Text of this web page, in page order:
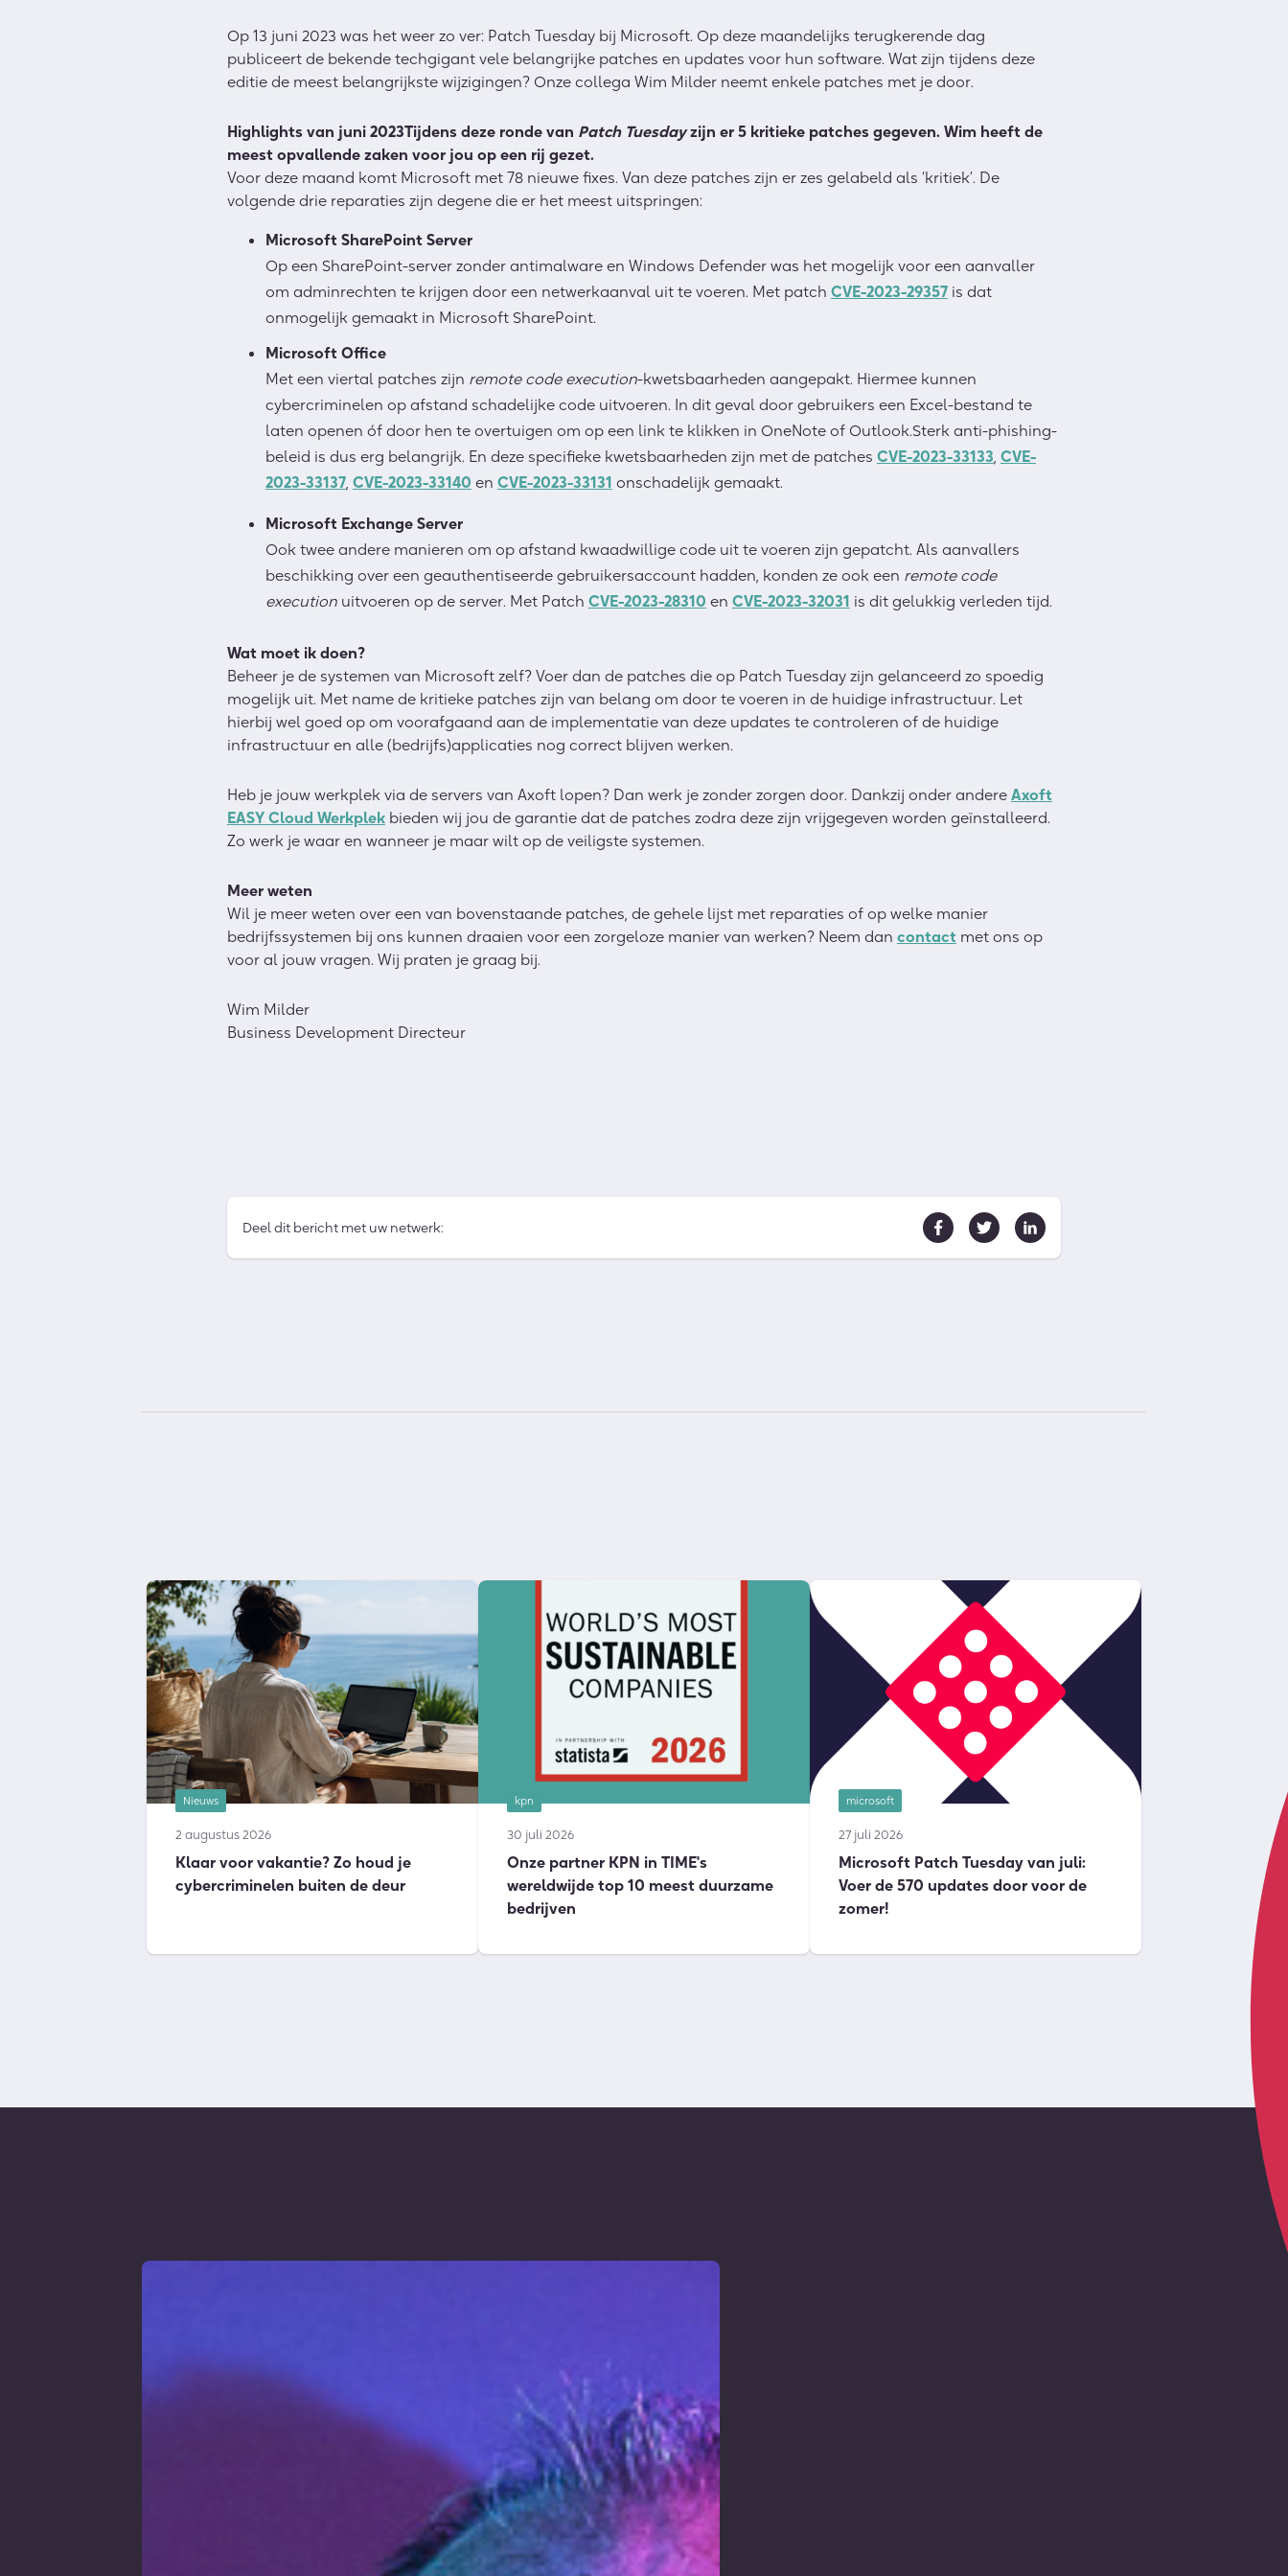
Op 13 juni 2023 was het weer zo ver: Patch Tuesday bij Microsoft. Op deze maandelijks terugkerende dag
publiceert de bekende techgigant vele belangrijke patches en updates voor hun software. Wat zijn tijdens deze
editie de meest belangrijkste wijzigingen? Onze collega Wim Milder neemt enkele patches met je door.
Highlights van juni 2023Tijdens deze ronde van Patch Tuesdayzijn er 5 kritieke patches gegeven. Wim heeft de
meest opvallende zaken voor jou op een rij gezet.
Voor deze maand komt Microsoft met 78 nieuwe fixes. Van deze patches zijn er zes gelabeld als ‘kritiek’. De
volgende drie reparaties zijn degene die er het meest uitspringen:
Microsoft SharePoint Server
Op een SharePoint-server zonder antimalware en Windows Defender was het mogelijk voor een aanvaller
om adminrechten te krijgen door een netwerkaanval uit te voeren. Met patch CVE-2023-29357is dat
onmogelijk gemaakt in Microsoft SharePoint.
Microsoft Office
Met een viertal patches zijn remote code execution-kwetsbaarheden aangepakt. Hiermee kunnen
cybercriminelen op afstand schadelijke code uitvoeren. In dit geval door gebruikers een Excel-bestand te
laten openen óf door hen te overtuigen om op een link te klikken in OneNote of Outlook.Sterk anti-phishing-
beleid is dus erg belangrijk. En deze specifieke kwetsbaarheden zijn met de patches CVE-2023-33133, CVE-
2023-33137, CVE-2023-33140 en CVE-2023-33131 onschadelijk gemaakt.
Microsoft Exchange Server
Ook twee andere manieren om op afstand kwaadwillige code uit te voeren zijn gepatcht. Als aanvallers
beschikking over een geauthentiseerde gebruikersaccount hadden, konden ze ook een remote code
execution uitvoeren op de server. Met Patch CVE-2023-28310 en CVE-2023-32031 is dit gelukkig verleden tijd.
Wat moet ik doen?
Beheer je de systemen van Microsoft zelf? Voer dan de patches die op Patch Tuesday zijn gelanceerd zo spoedig
mogelijk uit. Met name de kritieke patches zijn van belang om door te voeren in de huidige infrastructuur. Let
hierbij wel goed op om voorafgaand aan de implementatie van deze updates te controleren of de huidige
infrastructuur en alle (bedrijfs)applicaties nog correct blijven werken.
Heb je jouw werkplek via de servers van Axoft lopen? Dan werk je zonder zorgen door. Dankzij onder andere Axoft
EASY Cloud Werkplekbieden wij jou de garantie dat de patches zodra deze zijn vrijgegeven worden geïnstalleerd.
Zo werk je waar en wanneer je maar wilt op de veiligste systemen.
Meer weten
Wil je meer weten over een van bovenstaande patches, de gehele lijst met reparaties of op welke manier
bedrijfssystemen bij ons kunnen draaien voor een zorgeloze manier van werken? Neem dan contact met ons op
voor al jouw vragen. Wij praten je graag bij.
Wim Milder
Business Development Directeur
Deel dit bericht met uw netwerk:
Nieuws
2 augustus 2026
Klaar voor vakantie? Zo houd je
cybercriminelen buiten de deur
kpn
30 juli 2026
Onze partner KPN in TIME's
wereldwijde top 10 meest duurzame
bedrijven
microsoft
27 juli 2026
Microsoft Patch Tuesday van juli:
Voer de 570 updates door voor de
zomer!